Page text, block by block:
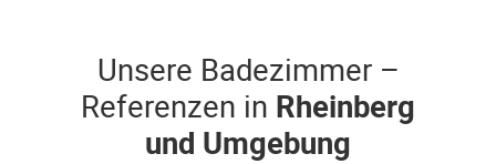
Unsere Badezimmer –
Referenzen in Rheinberg
und Umgebung